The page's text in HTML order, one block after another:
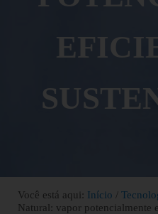
Você está aqui: Início /
Natural: vapor potencialmente